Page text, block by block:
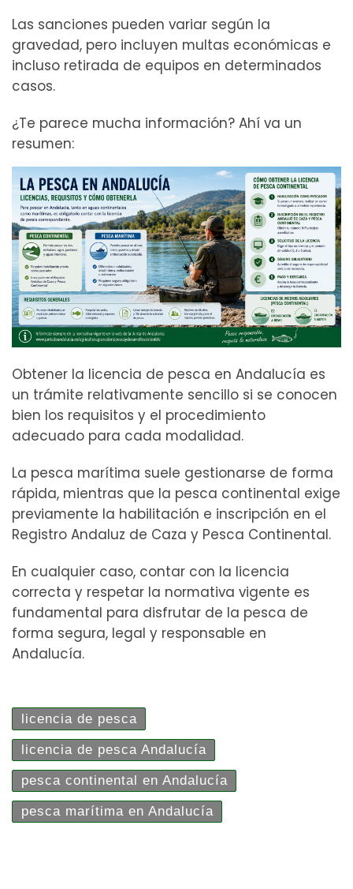
Las sanciones pueden variar según la
gravedad, pero incluyen multas económicas e
incluso retirada de equipos en determinados
casos.
¿Te parece mucha información? Ahí va un
resumen:
Obtener la licencia de pesca en Andalucía es
un trámite relativamente sencillo si se conocen
bien los requisitos y el procedimiento
adecuado para cada modalidad.
La pesca marítima suele gestionarse de forma
rápida, mientras que la pesca continental exige
previamente la habilitación e inscripción en el
Registro Andaluz de Caza y Pesca Continental.
En cualquier caso, contar con la licencia
correcta y respetar la normativa vigente es
fundamental para disfrutar de la pesca de
forma segura, legal y responsable en
Andalucía.
licencia de pesca
licencia de pesca Andalucía
pesca continental en Andalucía
pesca marítima en Andalucía